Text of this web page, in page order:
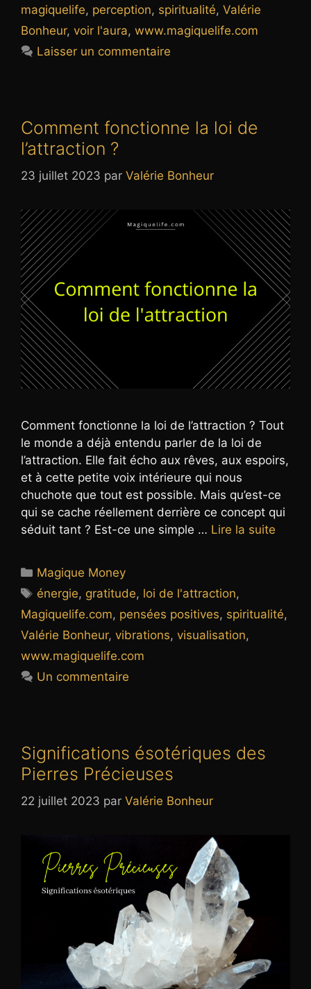
magiquelife, perception, spiritualité, Valérie
Bonheur, voir l'aura, www.magiquelife.com
Laisser un commentaire
Comment fonctionne la loi de
l’attraction ?
23 juillet 2023 par Valérie Bonheur
Comment fonctionne la loi de l’attraction ? Tout
le monde a déjà entendu parler de la loi de
l’attraction. Elle fait écho aux rêves, aux espoirs,
et à cette petite voix intérieure qui nous
chuchote que tout est possible. Mais qu’est-ce
qui se cache réellement derrière ce concept qui
séduit tant ? Est-ce une simple … Lire la suite
Catégories
Magique Money
Étiquettes
énergie, gratitude, loi de l'attraction,
Magiquelife.com, pensées positives, spiritualité,
Valérie Bonheur, vibrations, visualisation,
www.magiquelife.com
Un commentaire
Significations ésotériques des
Pierres Précieuses
22 juillet 2023 par Valérie Bonheur